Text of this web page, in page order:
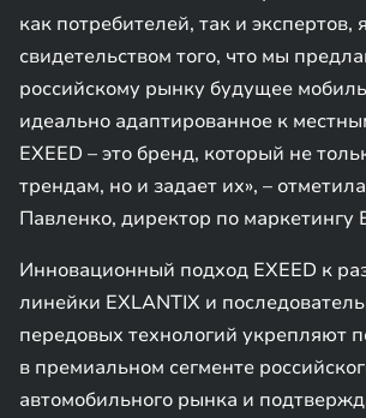
как потребителей, так и экспертов,
свидетельством того, что мы
российскому рынку будущее
идеально адаптированное к
EXEED – это бренд, который не
трендам, но и задает их», –
Павленко, директор по маркетингу
Инновационный подход EXEED к
линейки EXLANTIX и
передовых технологий укрепляют
в премиальном сегменте
автомобильного рынка и